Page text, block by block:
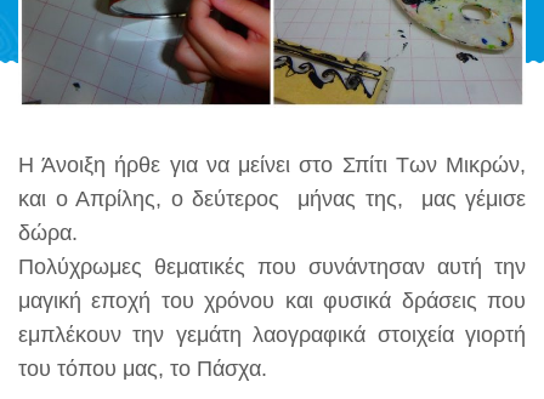
Η Άνοιξη ήρθε για να μείνει στο Σπίτι Των Μικρών,
και ο Απρίλης, ο δεύτερος μήνας της, μας γέμισε
δώρα.
Πολύχρωμες θεματικές που συνάντησαν αυτή την
μαγική εποχή του χρόνου και φυσικά δράσεις που
εμπλέκουν την γεμάτη λαογραφικά στοιχεία γιορτή
του τόπου μας, το Πάσχα.